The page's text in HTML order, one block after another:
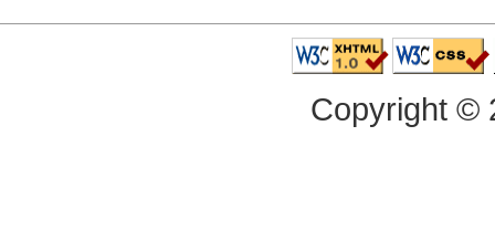
Copyright ©